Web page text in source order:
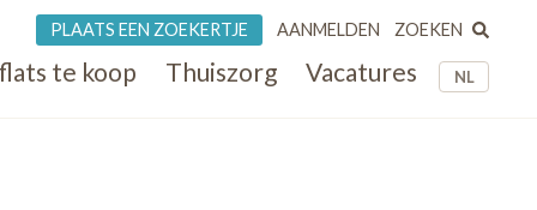
NL
te koop Thuiszorg Vacatures
PLAATS EEN ZOEKERTJE AANMELDEN ZOEKEN